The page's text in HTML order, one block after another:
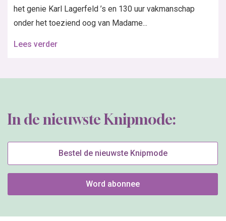
het genie Karl Lagerfeld ’s en 130 uur vakmanschap
onder het toeziend oog van Madame...
Lees verder
In de nieuwste Knipmode:
Bestel de nieuwste Knipmode
Word abonnee